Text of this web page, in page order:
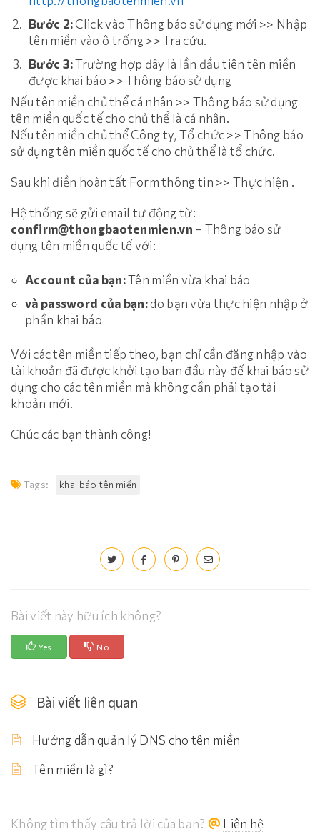
Bước 2:Click vào Thông báo sử dụng mới >> Nhập
tên miền vào ô trống >> Tra cứu.
Bước 3:Trường hợp đây là lần đầu tiên tên miền
được khai báo >> Thông báo sử dụng
Nếu tên miền chủ thể cá nhân >> Thông báo sử dụng
tên miền quốc tế cho chủ thể là cá nhân.
Nếu tên miền chủ thể Công ty, Tổ chức >> Thông báo
sử dụng tên miền quốc tế cho chủ thể là tổ chức.
Sau khi điền hoàn tất Form thông tin >> Thực hiện .
Hệ thống sẽ gửi email tự động từ:
confirm@thongbaotenmien.vn – Thông báo sử
dụng tên miền quốc tế với:
Account của bạn:Tên miền vừa khai báo
và password của bạn:do bạn vừa thực hiện nhập ở
phần khai báo
Với các tên miền tiếp theo, bạn chỉ cần đăng nhập vào
tài khoản đã được khởi tạo ban đầu này để khai báo sử
dụng cho các tên miền mà không cần phải tạo tài
khoản mới.
Chúc các bạn thành công!
Tags: khai báo tên miền
Bài viết này hữu ích không?
Yes No
Bài viết liên quan
Hướng dẫn quản lý DNS cho tên miền
Tên miền là gì?
Không tìm thấy câu trả lời của bạn? Liên hệ